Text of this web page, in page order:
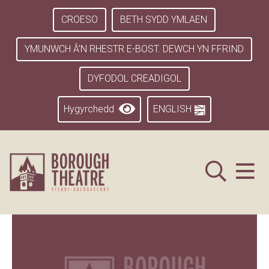
CROESO BETH SYDD YMLAEN
YMUNWCH Â’N RHESTR E-BOST. DEWCH YN FFRIND
DYFODOL CREADIGOL
Hygyrchedd ENGLISH